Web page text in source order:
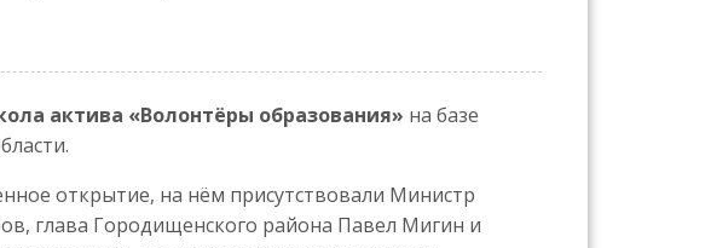
актива «Волонтёры образования» на базе
открытие, на нём присутствовали Министр
глава Городищенского района Павел Мигин и